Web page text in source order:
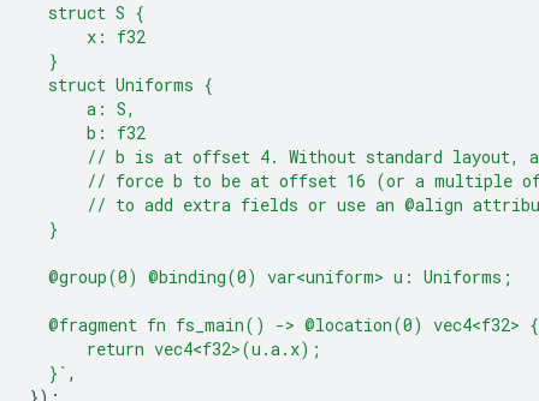
  struct S {
      x: f32
  }
  struct Uniforms {
      a: S,
      b: f32
// b is at offset 4. Without standard layout,
// force b to be at offset 16 (or a multiple
// to add extra fields or use an @align
  }
  @group(0) @binding(0) var<uniform> u: Uniforms;
  @fragment fn fs_main() -> @location(0) vec4<f32> {
      return vec4<f32>(u.a.x);
  }`
,